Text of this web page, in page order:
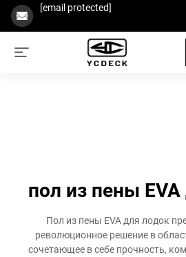
[email protected]
пол из пены
Пол из пены EVA для лодок
революционное решение в
сочетающее в себе прочность,